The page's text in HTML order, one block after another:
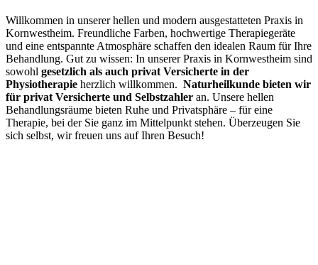
Willkommen in unserer hellen und modern ausgestatteten Praxis in
Kornwestheim. Freundliche Farben, hochwertige Therapiegeräte
und eine entspannte Atmosphäre schaffen den idealen Raum für Ihre
Behandlung. Gut zu wissen: In unserer Praxis in Kornwestheim sind
sowohl gesetzlich als auch privat Versicherte in der
Physiotherapie herzlich willkommen. Naturheilkunde bieten wir
für privat Versicherte und Selbstzahler an. Unsere hellen
Behandlungsräume bieten Ruhe und Privatsphäre – für eine
Therapie, bei der Sie ganz im Mittelpunkt stehen. Überzeugen Sie
sich selbst, wir freuen uns auf Ihren Besuch!